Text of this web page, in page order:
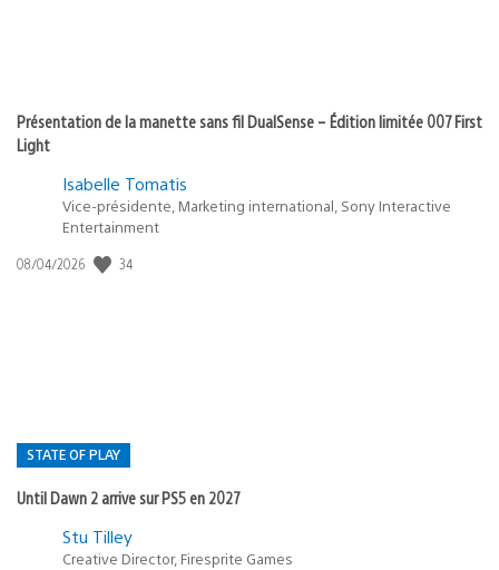
Présentation de la manette sans fil DualSense – Édition limitée 007 First
Light
Isabelle Tomatis
Vice-présidente, Marketing international, Sony Interactive
Entertainment
Date
08/04/2026 34
STATE OF PLAY
Until Dawn 2 arrive sur PS5 en 2027
PostéeStu Tilley
Creative Director, Firesprite Games